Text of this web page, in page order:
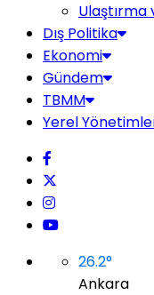
Ulaştırma
Dış Politika
Ekonomi
Gündem
TBMM
Yerel
26.2°
Ankara